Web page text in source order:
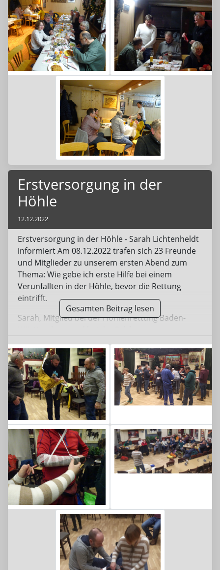
Erstversorgung in der
Höhle
12.12.2022
Erstversorgung in der Höhle - Sarah Lichtenheldt
informiert Am 08.12.2022 trafen sich 23 Freunde
und Mitglieder zu unserem ersten Abend zum
Thema: Wie gebe ich erste Hilfe bei einem
Verunfallten in der Höhle, bevor die Rettung
eintrifft.
Sarah, Mitglied bei der Höhlenrettung Baden-
Höhlenrettung, gab uns eine Einführung, was
wichtig ist, um einem Verunfallten in der Höhle
mit minimaler Ausstattung erstversorgen zu
können. Zur Ausstattung zählen Mullbinden, eine
leichte Schiene, die flexibel in allen Richtungen
dem Körper angepasst werden kann, eine
Rettungsdecke, diverse Seile und auch
Sekundenkleber kann für die erste Hilfe dienlich
sein. Es wurde Arme geschient und fixiert,
Rettungsdecken Körper wärmend eingesetzt um
dem Verunfallten in der Höhle nicht auskühlen zu
lassen, Köpfe ordnungsgemäß vom Helm befreit,
die danach richtig gelagert oder mit zwei
Schlufsäcken stabilisiert wurden.
Alle konnten an 'Fred' üben. So nannten wir die
Rettungspuppe, die uns die Freiwillige Feuerwehr
Krailling freundlicherweise zu Verfügung gestellt
hat. Wir bedanken uns an dieser Stelle noch
einmal ganz herzlich dafür.
Gesamten Beitrag lesen